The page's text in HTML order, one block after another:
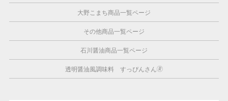
大野こまち商品一覧ページ
その他商品一覧ページ
石川醤油商品一覧ページ
透明醤油風調味料 すっぴんさん🄬